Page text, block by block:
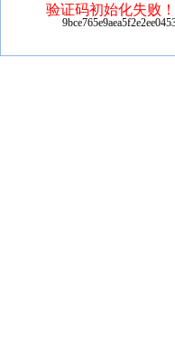
验证码初始化失败！